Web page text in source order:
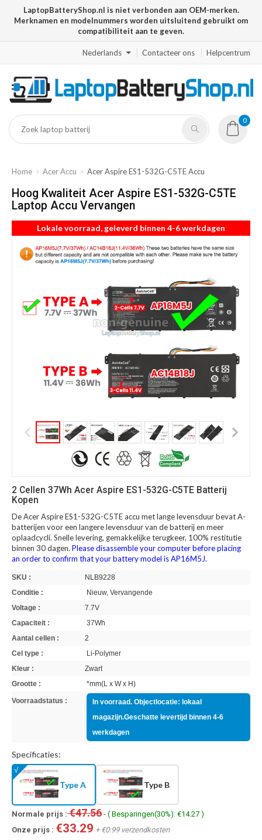
LaptopBatteryShop.nl is niet verbonden aan OEM-merken.
Merknamen en modelnummers worden uitsluitend gebruikt om
compatibiliteit aan te geven.
Nederlands Contacteer ons Helpcentrum
0
Home Acer Accu Acer Aspire ES1-532G-C5TE Accu
Hoog Kwaliteit Acer Aspire ES1-532G-C5TE
Laptop Accu Vervangen
Lokale voorraad, geleverd binnen 4-6 werkdagen
2 Cellen 37Wh Acer Aspire ES1-532G-C5TE Batterij
Kopen
De Acer Aspire ES1-532G-C5TE accu met lange levensduur bevat A-
batterijen voor een langere levensduur van de batterij en meer
oplaadcycli. Snelle levering, gemakkelijke terugkeer, 100% restitutie
binnen 30 dagen. Please disassemble your computer before placing
an order to confirm that your battery model is AP16M5J.
SKU :
NLB9228
Conditie :
Nieuw, Vervangende
Voltage :
7.7V
Capaciteit :
37Wh
Aantal cellen :
2
Cel type :
Li-Polymer
Kleur :
Zwart
Grootte :
*mm(L x W x H)
Voorraadstatus :
In voorraad. Objectlocatie: lokaal
magazijn.Geschatte levertijd binnen 4-6
werkdagen
Specificaties:
Type A Type B
Normale prijs :€47.56 - ( Besparingen(30%): €14.27 )
Onze prijs : €33.29 + €0.99 verzendkosten